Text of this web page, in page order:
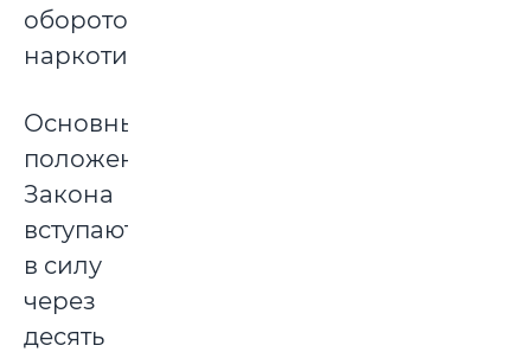
оборотом
наркотиков.
Основные
положения
Закона
вступают
в силу
через
десять